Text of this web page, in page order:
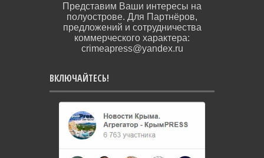
Представим Ваши интересы на
полуострове. Для Партнёров,
предложений и сотрудничества
коммерческого характера:
crimeapress@yandex.ru
ВКЛЮЧАЙТЕСЬ!